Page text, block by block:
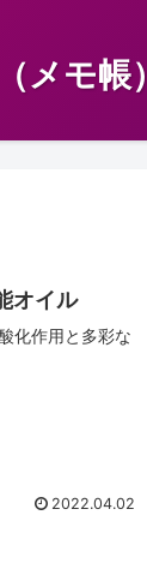
メモ帳）
オイル
化作用と多彩な
2022.04.02